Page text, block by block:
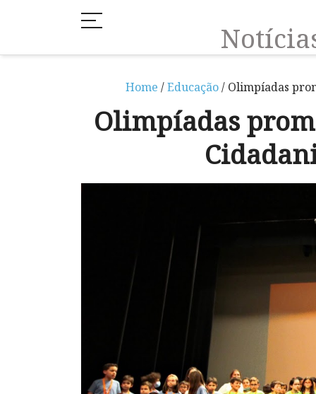
Home /Educação/ Olimpíadas
Olimpíadas